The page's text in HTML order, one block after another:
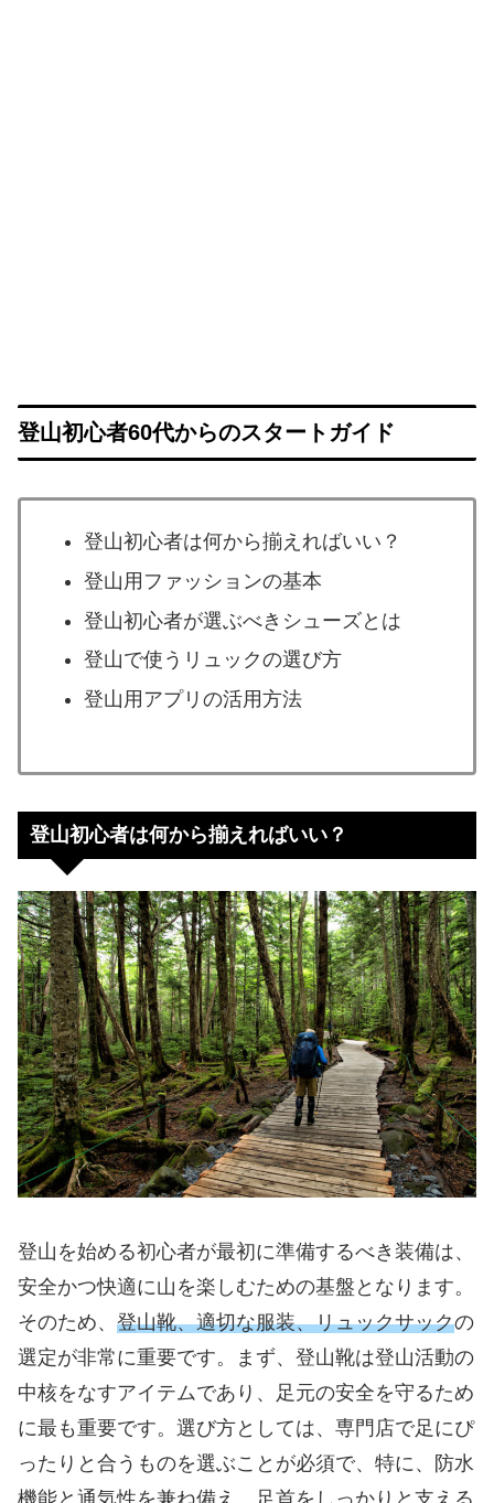
登山初心者60代からのスタートガイド
登山初心者は何から揃えればいい？
登山用ファッションの基本
登山初心者が選ぶべきシューズとは
登山で使うリュックの選び方
登山用アプリの活用方法
登山初心者は何から揃えればいい？
登山を始める初心者が最初に準備するべき装備は、
安全かつ快適に山を楽しむための基盤となります。
そのため、 登山靴、適切な服装、リュックサックの
選定が非常に重要です。まず、登山靴は登山活動の
中核をなすアイテムであり、足元の安全を守るため
に最も重要です。選び方としては、専門店で足にぴ
ったりと合うものを選ぶことが必須で、特に、防水
機能と通気性を兼ね備え、足首をしっかりと支える